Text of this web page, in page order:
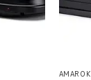
AMAROK